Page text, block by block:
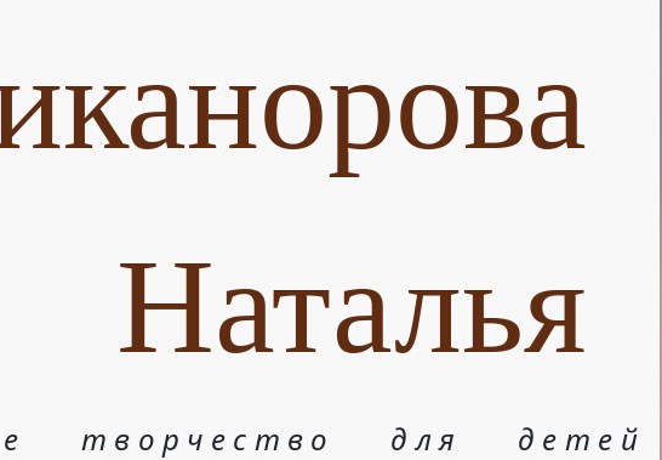
Наталья
творчество для детей